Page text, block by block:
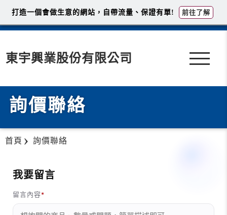
東宇興業股份有限公司
詢價聯絡
首頁 詢價聯絡
我要留言
留言內容
打造一個會做生意的網站，自帶流量、保證有單! 前往了解